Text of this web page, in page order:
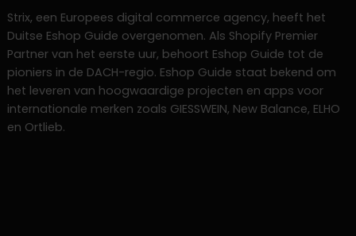
Strix, een Europees digital commerce agency, heeft het
Duitse Eshop Guide overgenomen. Als Shopify Premier
Partner van het eerste uur, behoort Eshop Guide tot de
pioniers in de DACH-regio. Eshop Guide staat bekend om
het leveren van hoogwaardige projecten en apps voor
internationale merken zoals GIESSWEIN, New Balance, ELHO
en Ortlieb.